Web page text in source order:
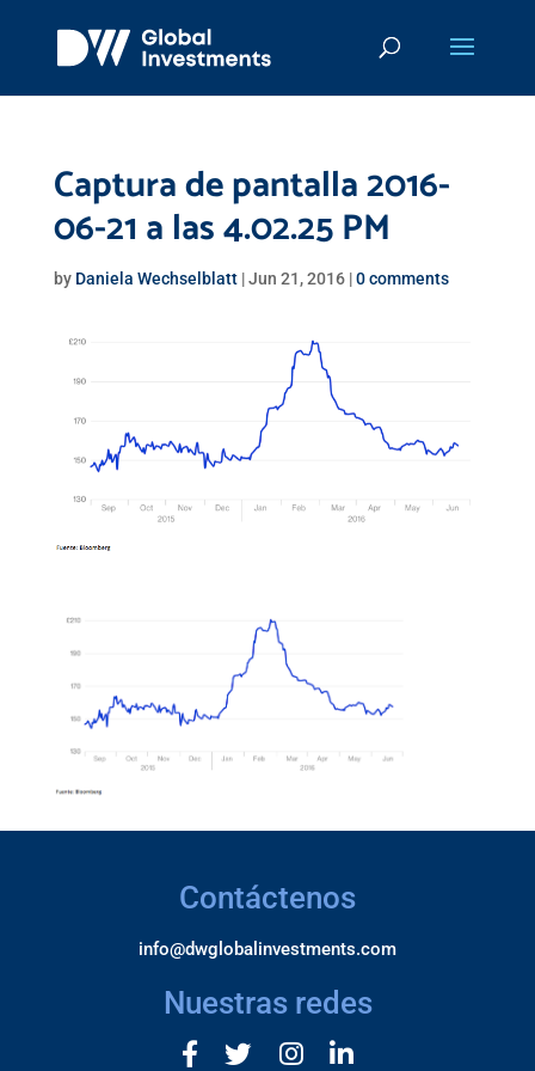
Captura de pantalla 2016-
06-21 a las 4.02.25 PM
by Daniela Wechselblatt|Jun 21, 2016|0 comments
Contáctenos
info@dwglobalinvestments.com
Nuestras redes